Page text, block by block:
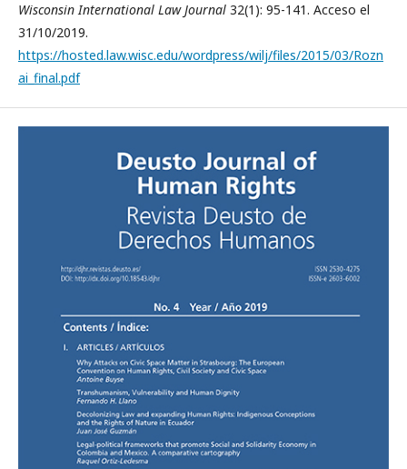
Wisconsin International Law Journal 32(1): 95-141. Acceso el
31/10/2019.
https://hosted.law.wisc.edu/wordpress/wilj/files/2015/03/Rozn
ai_final.pdf